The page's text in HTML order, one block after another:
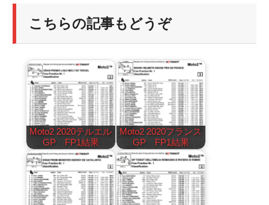
こちらの記事もどうぞ
Moto2 2020テルエル
GP FP1結果
Moto2 2020フランス
GP FP1結果